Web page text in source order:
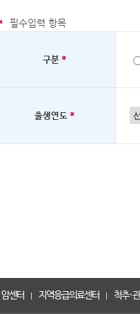
필수입력 항목
구분 *
출생연도 *
암센터 지역응급의료센터 척추·